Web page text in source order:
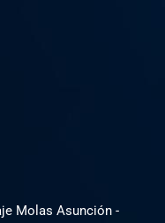
Molas Asunción -